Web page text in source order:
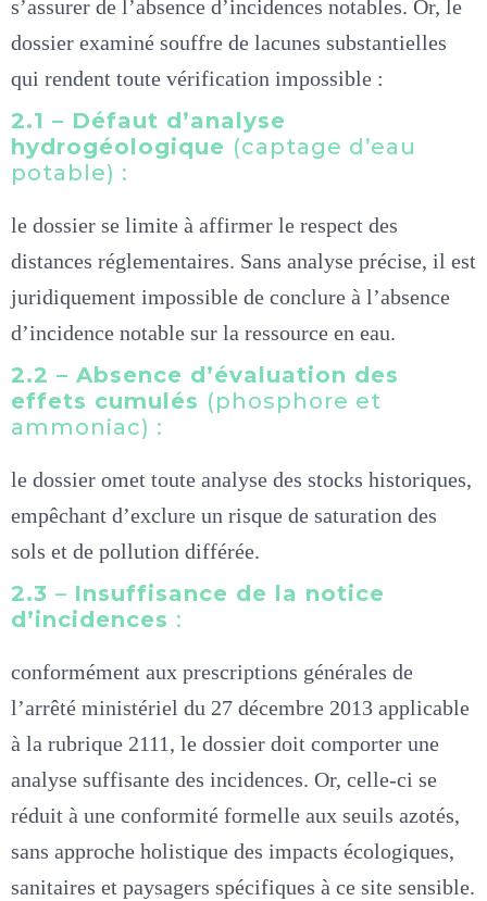
s’assurer de l’absence d’incidences notables. Or, le
dossier examiné souffre de lacunes substantielles
qui rendent toute vérification impossible :
2.1 – Défaut d’analyse
hydrogéologique (captage d’eau
potable) :
le dossier se limite à affirmer le respect des
distances réglementaires. Sans analyse précise, il est
juridiquement impossible de conclure à l’absence
d’incidence notable sur la ressource en eau.
2.2 – Absence d’évaluation des
effets cumulés (phosphore et
ammoniac) :
le dossier omet toute analyse des stocks historiques,
empêchant d’exclure un risque de saturation des
sols et de pollution différée.
2.3 – Insuffisance de la notice
d’incidences :
conformément aux prescriptions générales de
l’arrêté ministériel du 27 décembre 2013 applicable
à la rubrique 2111, le dossier doit comporter une
analyse suffisante des incidences. Or, celle-ci se
réduit à une conformité formelle aux seuils azotés,
sans approche holistique des impacts écologiques,
sanitaires et paysagers spécifiques à ce site sensible.